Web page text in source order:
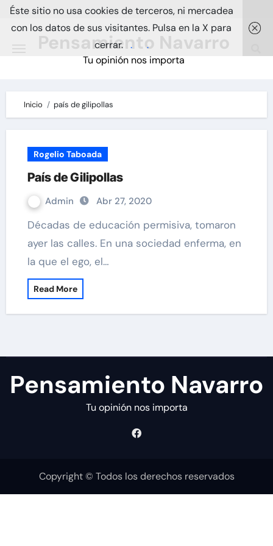
Skip
Pensamiento Navarro
Tu opinión nos importa
Inicio país de gilipollas
Rogelio Taboada
País de Gilipollas
Admin Abr 27, 2020
Décadas de educación permisiva, tomaron
ayer las calles. En una sociedad enferma, en
la que el ego, el…
Read More
Pensamiento Navarro
Tu opinión nos importa
Copyright © Todos los derechos reservados
Éste sitio no usa cookies de terceros, ni mercadea
con los datos de sus visitantes. Pulsa en la X para
cerrar. . .